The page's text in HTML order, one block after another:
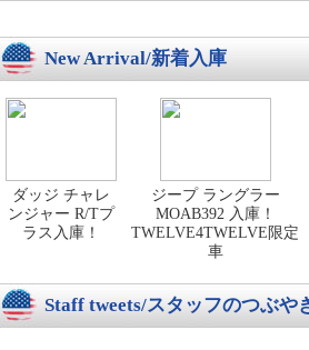
New Arrival/新着入庫
ダッジ チャレ
ンジャー R/Tプ
ラス入庫！
ジープ ラングラー
MOAB392 入庫！
TWELVE4TWELVE限定
車
Staff tweets/スタッフのつぶや